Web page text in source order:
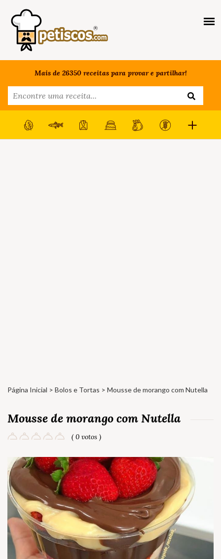
Mais de 26350 receitas para provar e partilhar!
Página Inicial > Bolos e Tortas > Mousse de morango com Nutella
Mousse de morango com Nutella
( 0 votos )